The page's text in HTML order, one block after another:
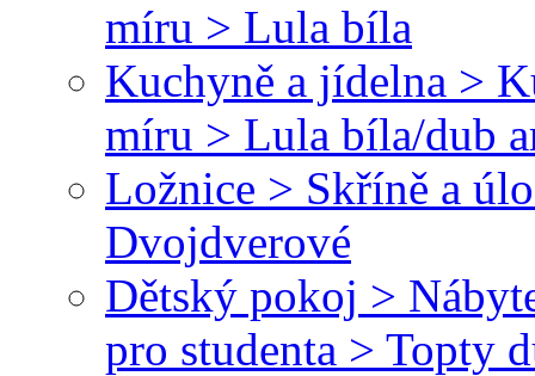
míru > Lula bíla
Kuchyně a jídelna >
míru > Lula bíla/dub
Ložnice > Skříně a
Dvojdverové
Dětský pokoj >
pro studenta > Topty